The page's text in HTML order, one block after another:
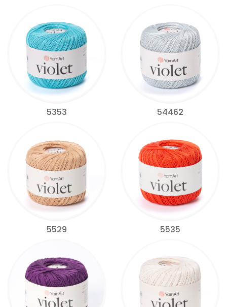
5353 54462
5529 5535